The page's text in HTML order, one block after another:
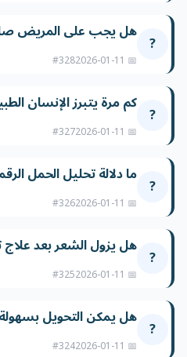
? هل يجب على المريض
📅 2026-01-11
#328
? كم مرة يتبرز الإنسان
📅 2026-01-11
#327
? ما دلالة تحليل الحمل
📅 2026-01-11
#326
? هل يزول الشعر بعد
📅 2026-01-11
#325
? هل يمكن التحويل
📅 2026-01-11
#324